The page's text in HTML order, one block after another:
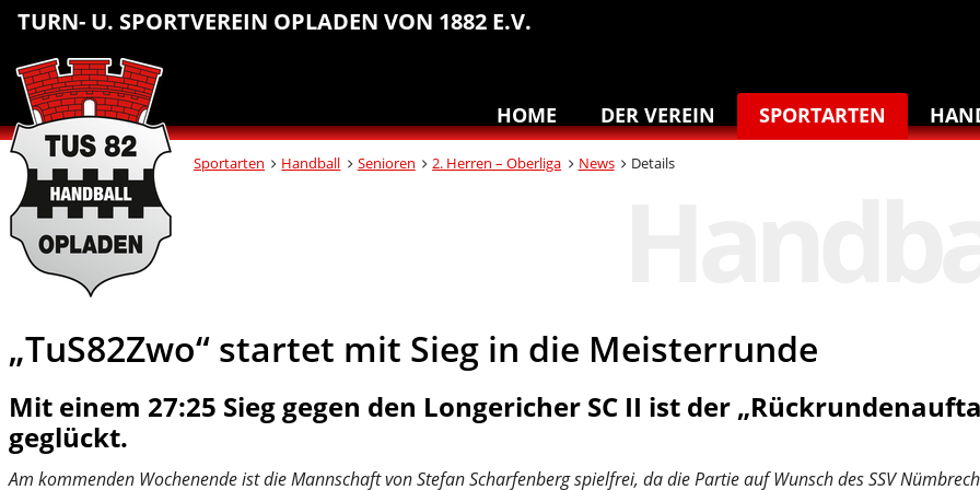
Sprungmarken
Inhalt
Hauptnavigation
Abteilungsnavigation
Fußbereich
TURN- U. SPORTVEREIN OPLADEN VON 1882 E.V.
HOME DER VEREIN SPORTARTEN
Sportarten Handball Senioren 2. Herren – Oberliga News Details
„TuS82Zwo“ startet mit Sieg in die Meisterrunde
Mit einem 27:25 Sieg gegen den Longericher SC II ist der
geglückt.
Am kommenden Wochenende ist die Mannschaft von Stefan Scharfenberg spielfrei, da die Partie auf Wunsch des SSV